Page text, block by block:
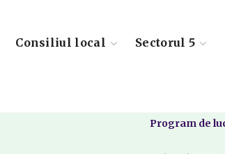
Consiliul local Sectorul 5
Program de